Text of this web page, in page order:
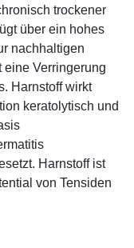
trockener
über ein hohes
nachhaltigen
eine Verringerung
Harnstoff wirkt
keratolytisch und
Harnstoff ist
von Tensiden